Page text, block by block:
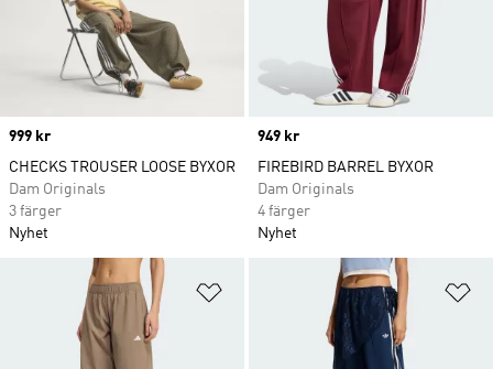
Price
999 kr
CHECKS TROUSER LOOSE BYXOR
Dam Originals
3 färger
Nyhet
Price
949 kr
FIREBIRD BARREL BYXOR
Dam Originals
4 färger
Nyhet
Lägg till på önskelistan